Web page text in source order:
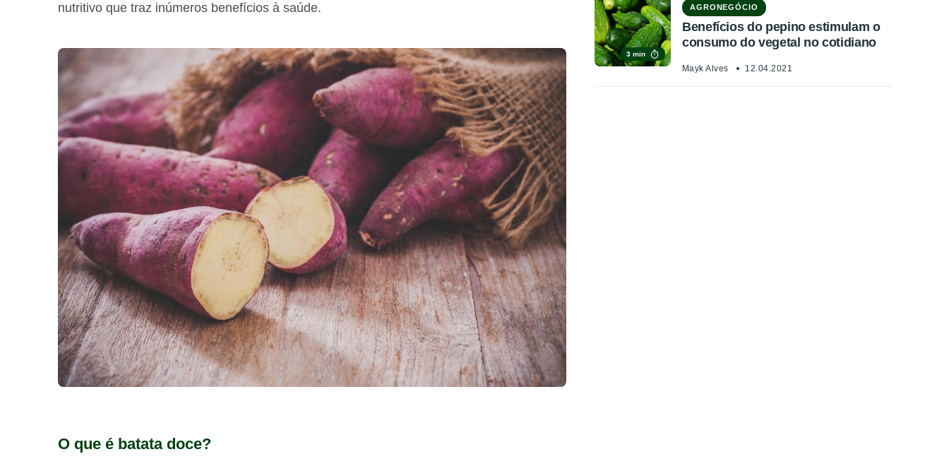
nutritivo que traz inúmeros benefícios à saúde.
O que é batata doce?
3 min
AGRONEGÓCIO
Benefícios do pepino estimulam o
consumo do vegetal no cotidiano
Mayk Alves 12.04.2021